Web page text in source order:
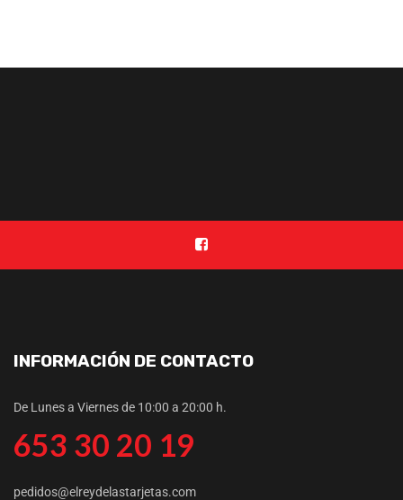
INFORMACIÓN DE CONTACTO
De Lunes a Viernes de 10:00 a 20:00 h.
653 30 20 19
pedidos@elreydelastarjetas.com